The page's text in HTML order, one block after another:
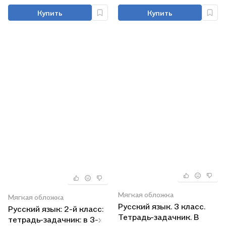
Купить Купить
Мягкая обложка
Русский язык: 2-й класс:
тетрадь-задачник: в 3-х
Мягкая обложка
Русский язык. 3 класс.
Тетрадь-задачник. В